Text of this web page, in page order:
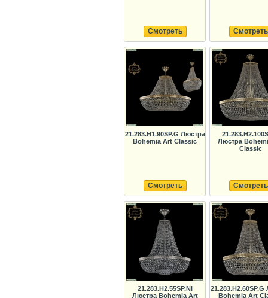
Смотреть Смотреть
21.283.H1.90SP.G Люстра
Bohemia Art Classic
Смотреть
Люстра
Classic
Смотреть
21.283.H2.55SP.Ni
Люстра Bohemia Art
21.283.H2.60SP.G
Bohemia Art